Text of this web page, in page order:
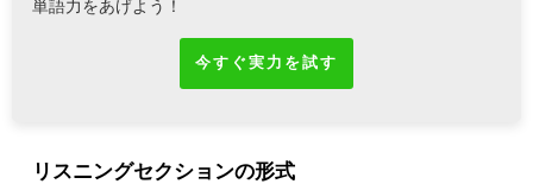
単語力をあげよう！
今すぐ実力を試す
リスニングセクションの形式